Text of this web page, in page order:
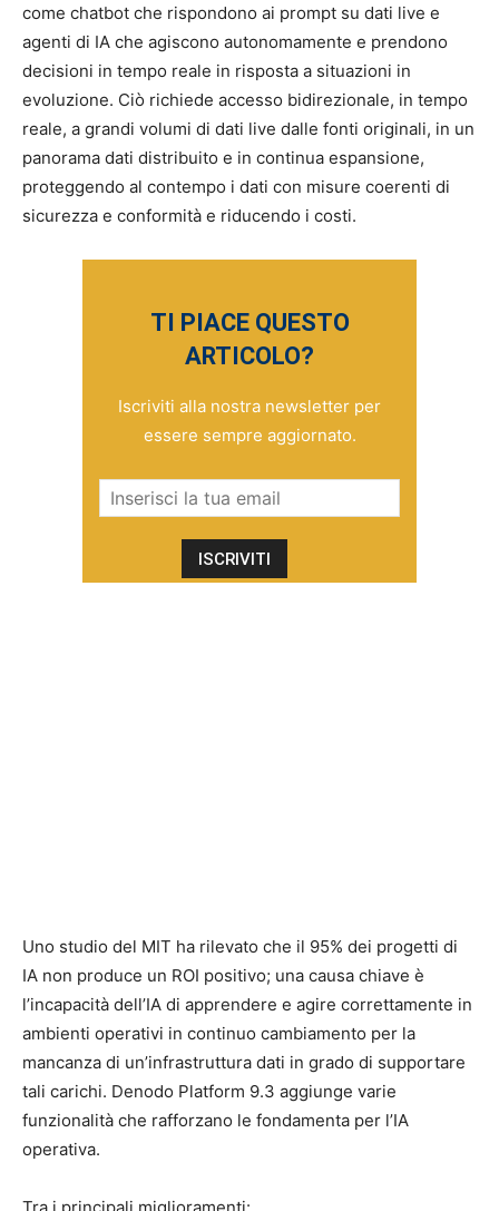
come chatbot che rispondono ai prompt su dati live e
agenti di IA che agiscono autonomamente e prendono
decisioni in tempo reale in risposta a situazioni in
evoluzione. Ciò richiede accesso bidirezionale, in tempo
reale, a grandi volumi di dati live dalle fonti originali, in un
panorama dati distribuito e in continua espansione,
proteggendo al contempo i dati con misure coerenti di
sicurezza e conformità e riducendo i costi.
TI PIACE QUESTO
ARTICOLO?
Iscriviti alla nostra newsletter per
essere sempre aggiornato.
Uno studio del MIT ha rilevato che il 95% dei progetti di
IA non produce un ROI positivo; una causa chiave è
l’incapacità dell’IA di apprendere e agire correttamente in
ambienti operativi in continuo cambiamento per la
mancanza di un’infrastruttura dati in grado di supportare
tali carichi. Denodo Platform 9.3 aggiunge varie
funzionalità che rafforzano le fondamenta per l’IA
operativa.